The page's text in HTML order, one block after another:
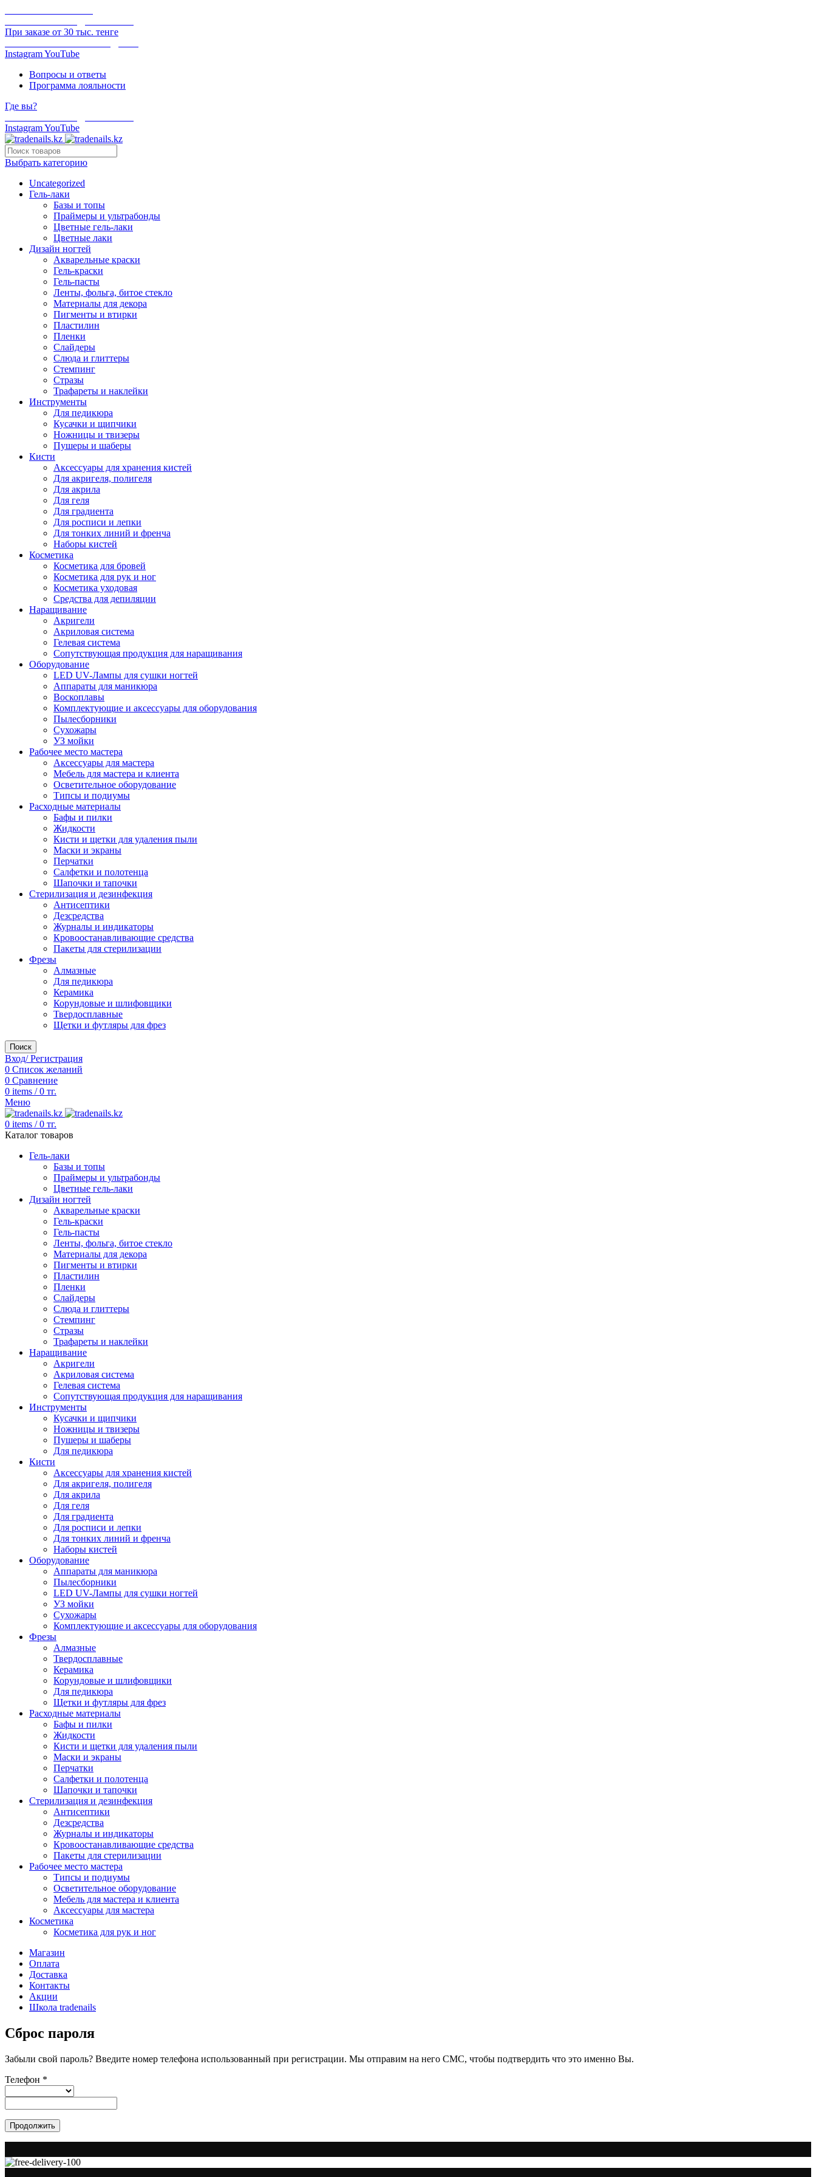
При заказе от 30 тыс. тенге
InstagramYouTube
Вопросы и ответы
Программа лояльности
Где вы?
InstagramYouTube
Выбрать категорию
Uncategorized
Гель-лаки
Базы и топы
Праймеры и ультрабонды
Цветные гель-лаки
Цветные лаки
Дизайн ногтей
Акварельные краски
Гель-краски
Гель-пасты
Ленты, фольга, битое стекло
Материалы для декора
Пигменты и втирки
Пластилин
Пленки
Слайдеры
Слюда и глиттеры
Стемпинг
Стразы
Трафареты и наклейки
Инструменты
Для педикюра
Кусачки и щипчики
Ножницы и твизеры
Пушеры и шаберы
Кисти
Аксессуары для хранения кистей
Для акригеля, полигеля
Для акрила
Для геля
Для градиента
Для росписи и лепки
Для тонких линий и френча
Наборы кистей
Косметика
Косметика для бровей
Косметика для рук и ног
Косметика уходовая
Средства для депиляции
Наращивание
Акригели
Акриловая система
Гелевая система
Сопутствующая продукция для наращивания
Оборудование
LED UV-Лампы для сушки ногтей
Аппараты для маникюра
Воскоплавы
Комплектующие и аксессуары для оборудования
Пылесборники
Сухожары
УЗ мойки
Рабочее место мастера
Аксессуары для мастера
Мебель для мастера и клиента
Осветительное оборудование
Типсы и подиумы
Расходные материалы
Бафы и пилки
Жидкости
Кисти и щетки для удаления пыли
Маски и экраны
Перчатки
Салфетки и полотенца
Шапочки и тапочки
Стерилизация и дезинфекция
Антисептики
Дезсредства
Журналы и индикаторы
Кровоостанавливающие средства
Пакеты для стерилизации
Фрезы
Алмазные
Для педикюра
Керамика
Корундовые и шлифовщики
Твердосплавные
Щетки и футляры для фрез
Поиск
Вход/ Регистрация
0 Список желаний
0 Сравнение
0 items / 0 тг.
Меню
0 items / 0 тг.
Каталог товаров
Гель-лаки
Базы и топы
Праймеры и ультрабонды
Цветные гель-лаки
Дизайн ногтей
Акварельные краски
Гель-краски
Гель-пасты
Ленты, фольга, битое стекло
Материалы для декора
Пигменты и втирки
Пластилин
Пленки
Слайдеры
Слюда и глиттеры
Стемпинг
Стразы
Трафареты и наклейки
Наращивание
Акригели
Акриловая система
Гелевая система
Сопутствующая продукция для наращивания
Инструменты
Кусачки и щипчики
Ножницы и твизеры
Пушеры и шаберы
Для педикюра
Кисти
Аксессуары для хранения кистей
Для акригеля, полигеля
Для акрила
Для геля
Для градиента
Для росписи и лепки
Для тонких линий и френча
Наборы кистей
Оборудование
Аппараты для маникюра
Пылесборники
LED UV-Лампы для сушки ногтей
УЗ мойки
Сухожары
Комплектующие и аксессуары для оборудования
Фрезы
Алмазные
Твердосплавные
Керамика
Корундовые и шлифовщики
Для педикюра
Щетки и футляры для фрез
Расходные материалы
Бафы и пилки
Жидкости
Кисти и щетки для удаления пыли
Маски и экраны
Перчатки
Салфетки и полотенца
Шапочки и тапочки
Стерилизация и дезинфекция
Антисептики
Дезсредства
Журналы и индикаторы
Кровоостанавливающие средства
Пакеты для стерилизации
Рабочее место мастера
Типсы и подиумы
Осветительное оборудование
Мебель для мастера и клиента
Аксессуары для мастера
Косметика
Косметика для рук и ног
Магазин
Оплата
Доставка
Контакты
Акции
Школа tradenails
Сброс пароля
Забыли свой пароль? Введите номер телефона использованный при регистрации. Мы отправим на него СМС, чтобы подтвердить что это именно Вы.
Телефон *
Продолжить